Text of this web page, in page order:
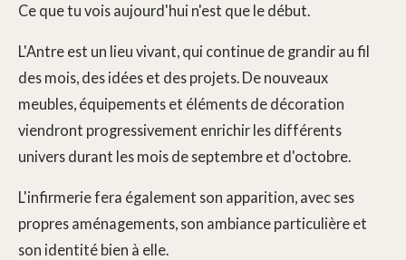
Ce que tu vois aujourd'hui n'est que le début.
L'Antre est un lieu vivant, qui continue de grandir au fil
des mois, des idées et des projets. De nouveaux
meubles, équipements et éléments de décoration
viendront progressivement enrichir les différents
univers durant les mois de septembre et d'octobre.
L'infirmerie fera également son apparition, avec ses
propres aménagements, son ambiance particulière et
son identité bien à elle.